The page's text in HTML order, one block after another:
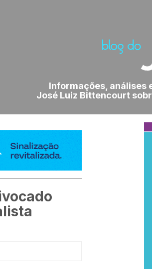
Informações, análises
José Luiz Bittencourt